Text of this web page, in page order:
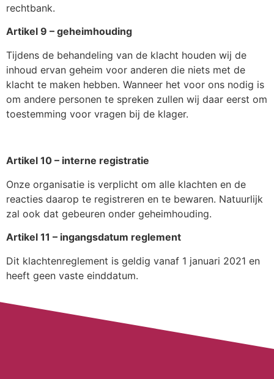
rechtbank.
Artikel 9 – geheimhouding
Tijdens de behandeling van de klacht houden wij de
inhoud ervan geheim voor anderen die niets met de
klacht te maken hebben. Wanneer het voor ons nodig is
om andere personen te spreken zullen wij daar eerst om
toestemming voor vragen bij de klager.
Artikel 10 – interne registratie
Onze organisatie is verplicht om alle klachten en de
reacties daarop te registreren en te bewaren. Natuurlijk
zal ook dat gebeuren onder geheimhouding.
Artikel 11 – ingangsdatum reglement
Dit klachtenreglement is geldig vanaf 1 januari 2021 en
heeft geen vaste einddatum.